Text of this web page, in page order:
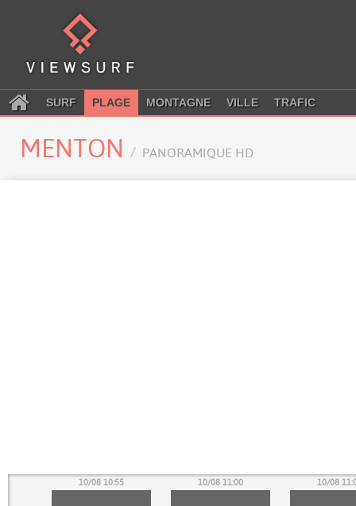
SURF PLAGE MONTAGNE VILLE TRAFIC
MENTON PANORAMIQUE HD
10/08 10:55 10/08 11:00 10/08